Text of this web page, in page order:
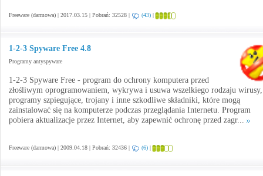
Freeware (darmowa) | 2017.03.15 | Pobrań: 32528 | (43) |
1-2-3 Spyware Free 4.8
Programy antyspyware
1-2-3 Spyware Free - program do ochrony komputera przed
złośliwym oprogramowaniem, wykrywa i usuwa wszelkiego rodzaju wirusy,
programy szpiegujące, trojany i inne szkodliwe składniki, które mogą
zainstalować się na komputerze podczas przeglądania Internetu. Program
pobiera aktualizacje przez Internet, aby zapewnić ochronę przed zagr...
Freeware (darmowa) | 2009.04.18 | Pobrań: 32436 | (6) |